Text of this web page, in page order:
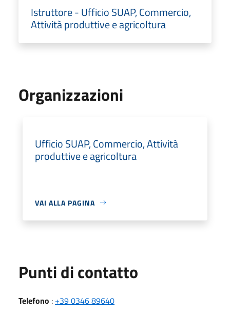
Istruttore - Ufficio SUAP, Commercio,
Attività produttive e agricoltura
Organizzazioni
Ufficio SUAP, Commercio, Attività
produttive e agricoltura
VAI ALLA PAGINA
Punti di contatto
Telefono : +39 0346 89640